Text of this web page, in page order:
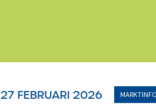
27 FEBRUARI 2026